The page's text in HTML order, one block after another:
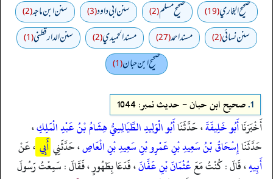
صحيح البخاري(19) صحيح مسلم(2) سنن ابي داود(3) سنن ابن ماجه(2)
سنن نسائي(2) مسند احمد(27) مسند الحميدي(2) سنن الدارقطني(1)
صحیح ابن حبان(1)
1. صحیح ابن حبان - حدیث نمبر: 1044
أَخْبَرَنَاأَبُو خَلِيفَةَ، حَدَّثَنَاأَبُو الْوَلِيدِ الطَّيَالِسِيُّ هِشَامُ بْنُ عَبْدِ الْمَلِكِ،
حَدَّثَنَاإِسْحَاقُ بْنُ سَعِيدِ بْنِ عَمْرِو بْنِ سَعِيدِ بْنِ الْعَاصِ، حَدَّثَنِي أَبِي ، عَنْ
أَبِيهِ، قَالَ : كُنْتُ مَعَعُثْمَانَ بْنِ عَفَّانَ، فَدَعَا بِطَهُورٍ ، فَقَالَ : سَمِعْتُ رَسُولَ